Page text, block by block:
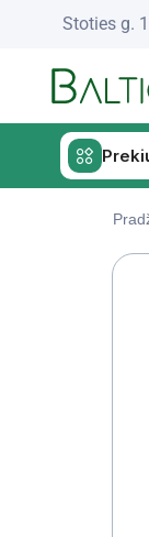
Stoties g.